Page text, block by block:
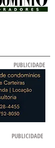
PUBLICIDADE
PUBLICIDADE